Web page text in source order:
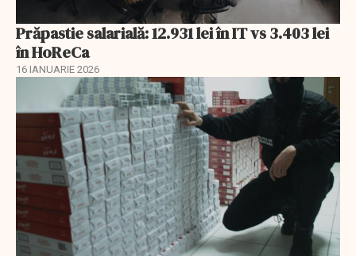
Prăpastie salarială: 12.931 lei în IT vs 3.403 lei
în HoReCa
16 IANUARIE 2026